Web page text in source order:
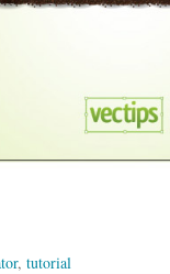
, tutorial